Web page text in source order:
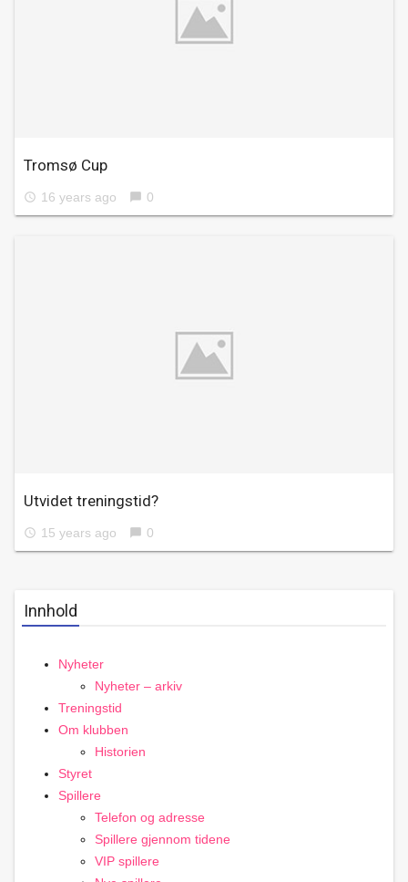
Tromsø Cup
access_time 16 years ago chat_bubble 0
Utvidet treningstid?
access_time 15 years ago chat_bubble 0
Innhold
Nyheter
Nyheter – arkiv
Treningstid
Om klubben
Historien
Styret
Spillere
Telefon og adresse
Spillere gjennom tidene
VIP spillere